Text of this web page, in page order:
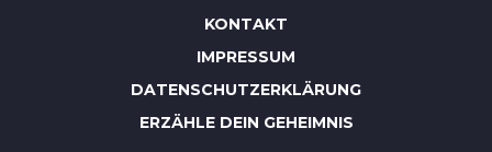
KONTAKT
IMPRESSUM
DATENSCHUTZERKLÄRUNG
ERZÄHLE DEIN GEHEIMNIS